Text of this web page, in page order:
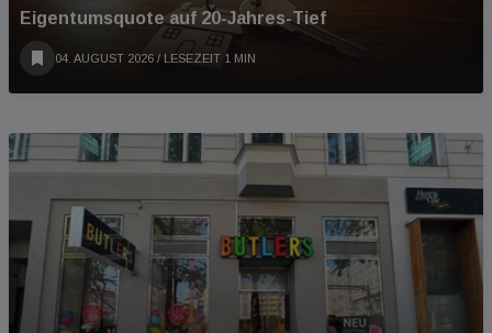
Eigentumsquote auf 20-Jahres-Tief
04. AUGUST 2026 / LESEZEIT 1 MIN